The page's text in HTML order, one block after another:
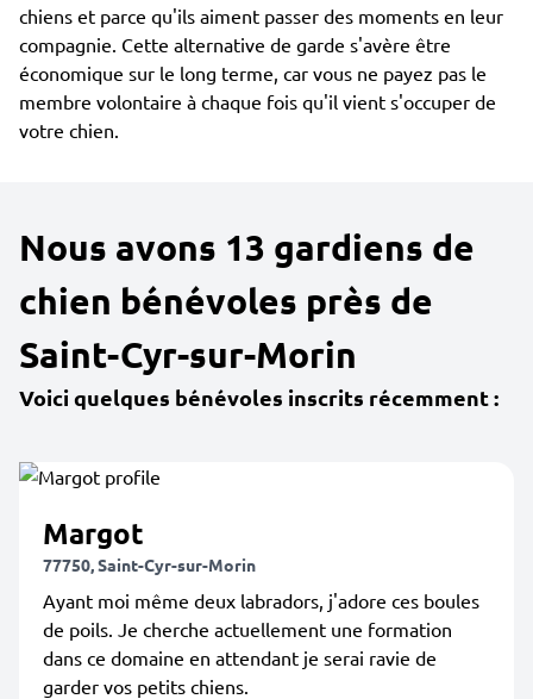
chiens et parce qu'ils aiment passer des moments en leur
compagnie. Cette alternative de garde s'avère être
économique sur le long terme, car vous ne payez pas le
membre volontaire à chaque fois qu'il vient s'occuper de
votre chien.
Nous avons 13 gardiens de
chien bénévoles près de
Saint-Cyr-sur-Morin
Voici quelques bénévoles inscrits récemment :
Margot
77750, Saint-Cyr-sur-Morin
Ayant moi même deux labradors, j'adore ces boules
de poils. Je cherche actuellement une formation
dans ce domaine en attendant je serai ravie de
garder vos petits chiens.